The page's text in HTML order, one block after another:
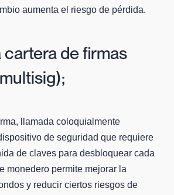
aumenta el riesgo de pérdida.
de firmas
llamada coloquialmente
de seguridad que requiere
de claves para desbloquear cada
monedero permite mejorar la
y reducir ciertos riesgos de